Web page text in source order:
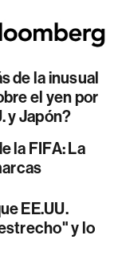
de la inusual
el yen por
y Japón?
la FIFA: La
EE.UU.
y lo